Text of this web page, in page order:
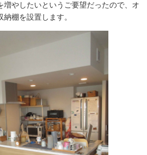
増やしたいというご要望だったので、オ
棚を設置します。